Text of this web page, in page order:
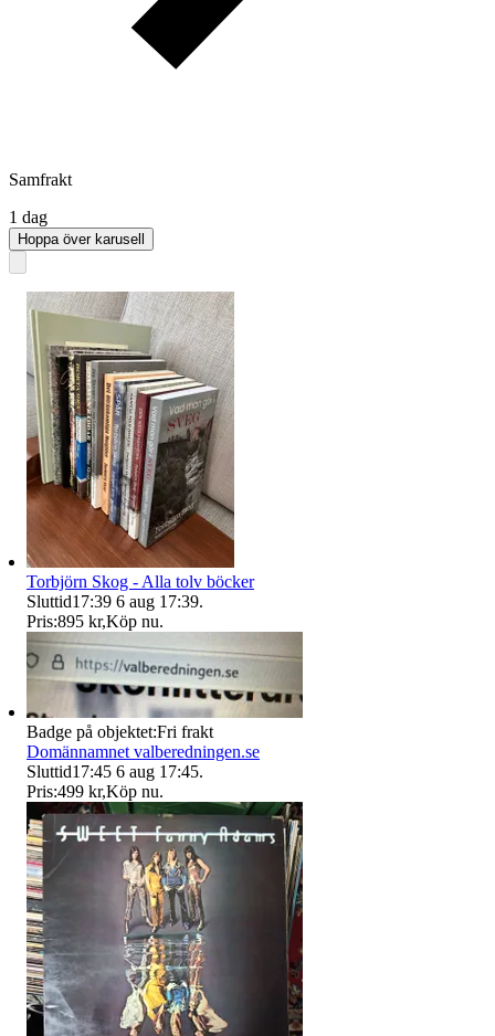
Samfrakt
1 dag
Hoppa över karusell
Torbjörn Skog - Alla tolv böcker
Sluttid17:39 6 aug 17:39.
Pris:895 kr,Köp nu.
Badge på objektet:Fri frakt
Domännamnet valberedningen.se
Sluttid17:45 6 aug 17:45.
Pris:499 kr,Köp nu.